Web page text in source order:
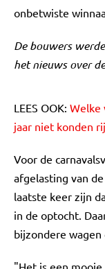
onbetwiste
De bouwers
het nieuws over
LEES OOK: Welke
jaar niet konden
Voor de
afgelasting van
laatste keer zijn
in de optocht.
bijzondere wagen
"Het is een